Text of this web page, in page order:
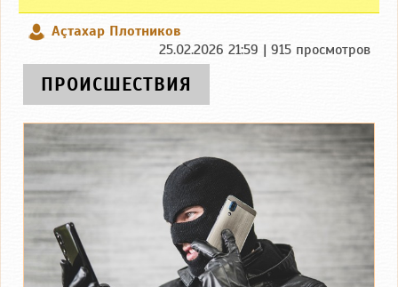
Аçтахар Плотников
25.02.2026 21:59 | 915 просмотров
ПРОИСШЕСТВИЯ